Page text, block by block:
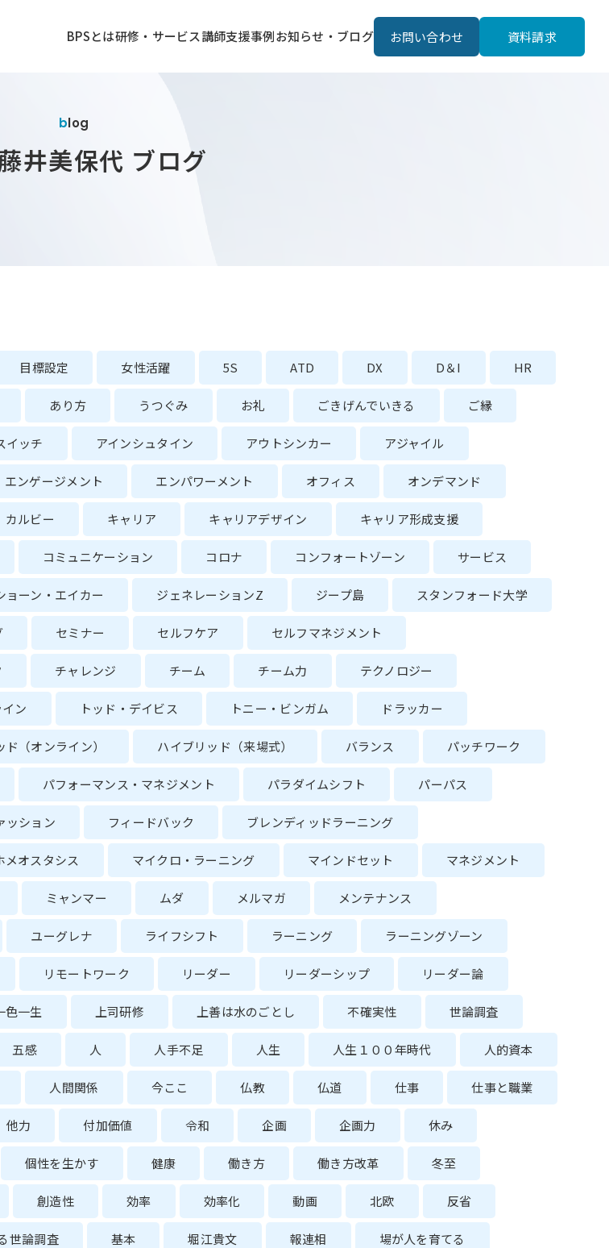
BPSとは研修・サービス講師支援事例お知らせ・ブログ お問い合わせ 資料請求
blog
藤井美保代 ブログ
目標設定 女性活躍 5S ATD DX D＆I HR
あり方 うつぐみ お礼 ごきげんでいきる ご縁
イッチ アインシュタイン アウトシンカー アジャイル
エンゲージメント エンパワーメント オフィス オンデマンド
カルビー キャリア キャリアデザイン キャリア形成支援
コミュニケーション コロナ コンフォートゾーン サービス
ョーン・エイカー ジェネレーションZ ジープ島 スタンフォード大学
セミナー セルフケア セルフマネジメント
チャレンジ チーム チーム力 テクノロジー
ン トッド・デイビス トニー・ビンガム ドラッカー
（オンライン） ハイブリッド（来場式） バランス パッチワーク
パフォーマンス・マネジメント パラダイムシフト パーパス
ッション フィードバック ブレンディッドラーニング
メオスタシス マイクロ・ラーニング マインドセット マネジメント
ミャンマー ムダ メルマガ メンテナンス
ユーグレナ ライフシフト ラーニング ラーニングゾーン
リモートワーク リーダー リーダーシップ リーダー論
色一生 上司研修 上善は水のごとし 不確実性 世論調査
五感 人 人手不足 人生 人生１００年時代 人的資本
人間関係 今ここ 仏教 仏道 仕事 仕事と職業
他力 付加価値 令和 企画 企画力 休み
個性を生かす 健康 働き方 働き方改革 冬至
創造性 効率 効率化 動画 北欧 反省
世論調査 基本 堀江貴文 報連相 場が人を育てる